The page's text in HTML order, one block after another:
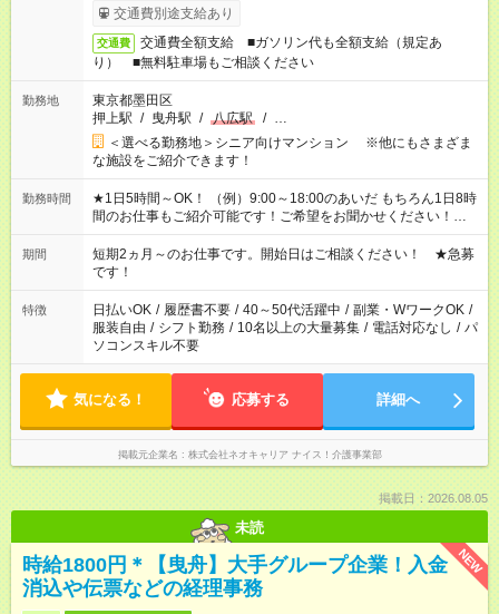
交通費別途支給あり
交通費
交通費全額支給 ■ガソリン代も全額支給（規定あ
り） ■無料駐車場もご相談ください
勤務地
東京都墨田区
押上駅 / 曳舟駅 / 八広駅 / …
＜選べる勤務地＞シニア向けマンション ※他にもさまざま
な施設をご紹介できます！
勤務時間
★1日5時間～OK！ （例）9:00～18:00のあいだ もちろん1日8時
間のお仕事もご紹介可能です！ご希望をお聞かせください！★家
庭の都合でお休みが必要な場合も遠慮なくご相談ください。 ※
週最低15時間以上の勤務が必要です
期間
短期2ヵ月～のお仕事です。開始日はご相談ください！ ★急募
です！
特徴 日払いOK / 履歴書不要 / 40～50代活躍中 / 副業・WワークOK /
服装自由 / シフト勤務 / 10名以上の大量募集 / 電話対応なし / パ
ソコンスキル不要
気になる！ 応募する 詳細へ
掲載元企業名 株式会社ネオキャリア ナイス！介護事業部
掲載日：2026.08.05
未読
NEW
時給1800円＊【曳舟】大手グループ企業！入金
消込や伝票などの経理事務